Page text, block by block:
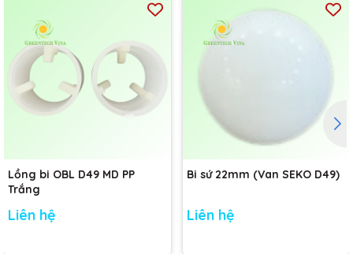
Lồng bi OBL D49 MD PP
Trắng
Liên hệ
Bi sứ 22mm (Van SEKO D49)
Liên hệ